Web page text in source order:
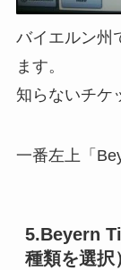
バイエルン州
ます。
知らないチケ
一番左上「
5.Beyern
種類を選択